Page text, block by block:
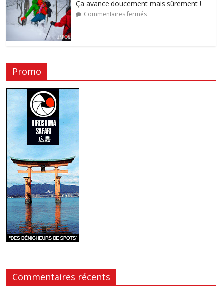
Ça avance doucement mais sûrement !
Commentaires fermés
Promo
Commentaires récents